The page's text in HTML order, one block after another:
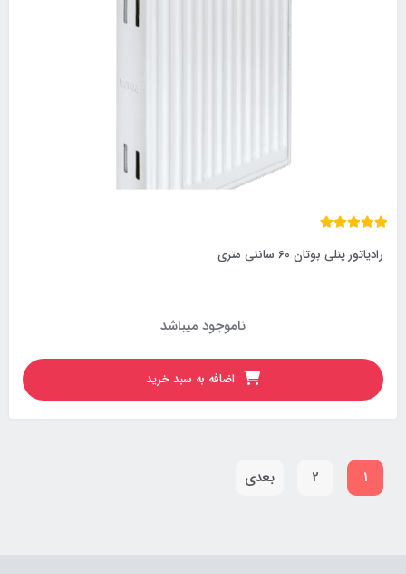
رادیاتور پنلی بوتان 60 سانتی متری
ناموجود میباشد
اضافه به سبد خرید
بعدی